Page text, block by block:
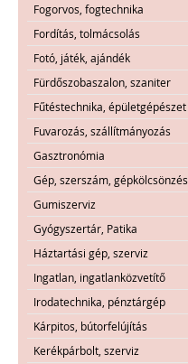
Fogorvos, fogtechnika
Fordítás, tolmácsolás
Fotó, játék, ajándék
Fürdőszobaszalon, szaniter
Fűtéstechnika, épületgépészet
Fuvarozás, szállítmányozás
Gasztronómia
Gép, szerszám, gépkölcsönzés
Gumiszerviz
Gyógyszertár, Patika
Háztartási gép, szerviz
Ingatlan, ingatlanközvetítő
Irodatechnika, pénztárgép
Kárpitos, bútorfelújítás
Kerékpárbolt, szerviz